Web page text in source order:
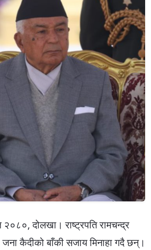
दोलखा। राष्ट्रपति रामचन्द्र
कैदीको बाँकी सजाय मिनाहा गदै छन्।